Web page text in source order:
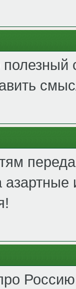
азартные